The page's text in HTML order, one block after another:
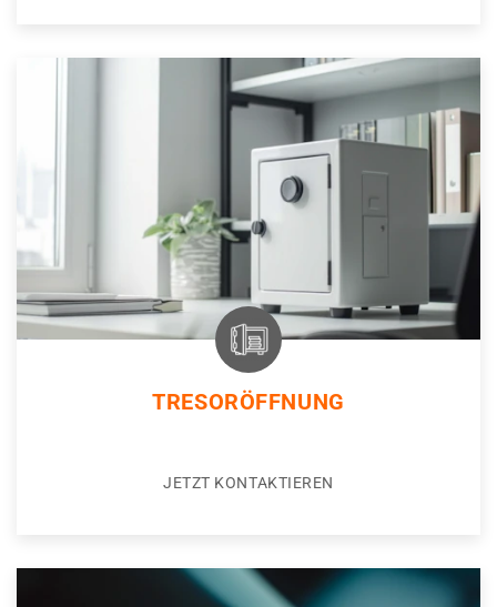
TRESORÖFFNUNG
JETZT KONTAKTIEREN